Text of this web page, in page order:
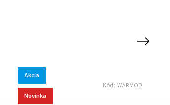
Akcia
Novinka
Kód: WARMOD
Next